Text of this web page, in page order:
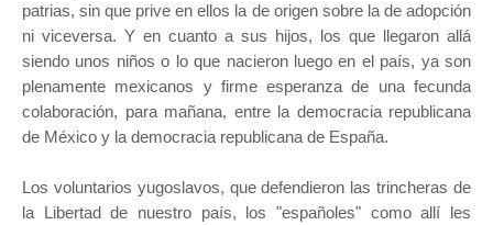
patrias, sin que prive en ellos la de origen sobre la de adopción
ni viceversa. Y en cuanto a sus hijos, los que llegaron allá
siendo unos niños o lo que nacieron luego en el país, ya son
plenamente mexicanos y firme esperanza de una fecunda
colaboración, para mañana, entre la democracia republicana
de México y la democracia republicana de España.
Los voluntarios yugoslavos, que defendieron las trincheras de
la Libertad de nuestro país, los "españoles" como allí les